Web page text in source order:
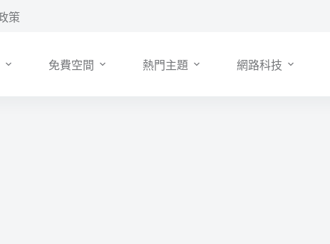
策
免費空間 熱門主題 網路科技